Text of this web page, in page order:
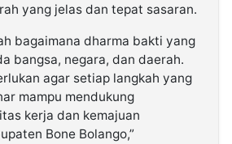
yang jelas dan tepat sasaran.
bagaimana dharma bakti yang
bangsa, negara, dan daerah.
agar setiap langkah yang
mampu mendukung
kerja dan kemajuan
Bone Bolango,”